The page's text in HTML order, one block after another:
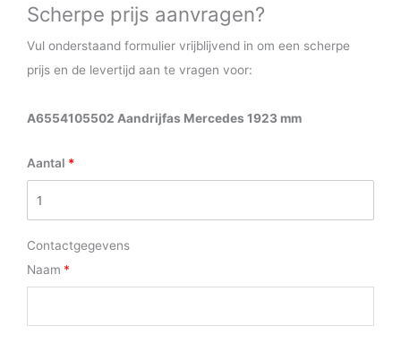
Scherpe prijs aanvragen?
Vul onderstaand formulier vrijblijvend in om een scherpe
prijs en de levertijd aan te vragen voor:
A6554105502 Aandrijfas Mercedes 1923 mm
Aantal
Contactgegevens
Naam